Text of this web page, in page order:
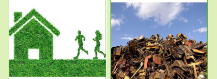
服务范围
固体危险废物处理
固体废物解释：固体废物是指人
们在生产建设、日常生活和其他